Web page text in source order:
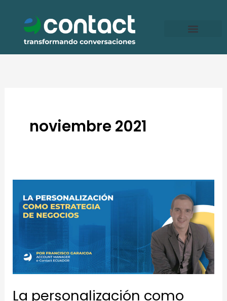
contenido
noviembre 2021
La personalización como
personalización
como
negocios